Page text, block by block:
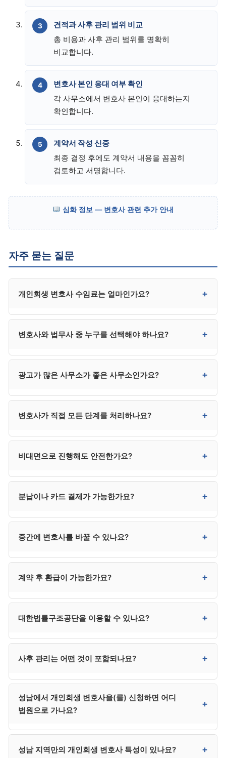
견적과 사후 관리 범위 비교
총 비용과 사후 관리 범위를 명확히
비교합니다.
변호사 본인 응대 여부 확인
각 사무소에서 변호사 본인이 응대하는지
확인합니다.
계약서 작성 신중
최종 결정 후에도 계약서 내용을 꼼꼼히
검토하고 서명합니다.
심화 정보 — 변호사 관련 추가 안내
자주 묻는 질문
개인회생 변호사 수임료는 얼마인가요? +
지역, 사무소 규모에 따라 차이가 있으며, 수도권은
250만 원 전후로 다소 낮지만 법정 대리권에 제한이 있어
분쟁 시 한계가 있습니다.
변호사와 법무사 중 누구를 선택해야 하나요? +
채권자 이의가 예상되거나 복잡한 사건은 변호사가
제한이 있어 분쟁 발생 시 변호사를 추가 선임해야 할 수
있어, 결과적으로 변호사가 더 효율적인 경우가
광고가 많은 사무소가 좋은 사무소인가요? +
반영되거나, 사건이 과다해 개별 관리가 약해질 수
선택은 직접 상담을 통해 결정하시는 것이 좋습니다.
변호사가 직접 모든 단계를 처리하나요? +
운영됩니다. 변호사가 사건 수임 결정, 변제계획안 최종
서류 작업은 사무직원이 진행하는 것이 일반적입니다.
계약서에 담당 변호사 명의가 명확하고 중요 단계에서
비대면으로 진행해도 안전한가요? +
안전하게 처리할 수 있습니다. 다른 지역의 평판 좋은
있습니다.
분납이나 카드 결제가 가능한가요? +
일반적이며, 카드 무이자 할부도 3·6·12개월 등으로
수임료를 마련하는 것은 사해행위 의심을 받을 수 있어
위험합니다.
중간에 변호사를 바꿀 수 있나요? +
있습니다. 처음 계약 시 신중하게 선택하시는 것이 가장
계약 후 환급이 가능한가요? +
100%, 서류 작성 단계 50~70%, 신청 후 30~50%,
계약서의 환급 규정을 사전 확인하시기 바랍니다.
대한법률구조공단을 이용할 수 있나요? +
저렴하거나 무료로 진행할 수 있습니다. 자격 요건은
배정에 시간이 걸리는 경우가 있어 긴급한 사건은 사설
사무소가 빠를 수 있습니다.
사후 관리는 어떤 것이 포함되나요? +
면책 신청, 면책 후 추심 대응 등이 사후 관리에 포함될 수
있습니다. 계약 시 사후 관리 범위와 별도 비용 조건을
성남에서 개인회생 변호사을(를) 신청하면 어디
법원으로 가나요?
+
정자·판교·수정·중원 등 성남 전역이 성남지원
성남 지역만의 개인회생 변호사 특성이 있나요? +